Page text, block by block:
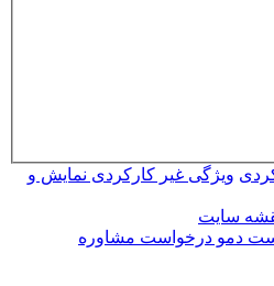
ویژگی غیر کارکردی نمایش و
سایت
دمو درخواست مشاوره